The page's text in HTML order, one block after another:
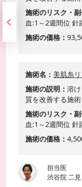
施術のリスク・
血:1～2週間位 針
施術の価格
施術名
美肌糸リ
施術の説明
溶
質を改善する施術
施術のリスク・
血:1～2週間位 針
施術の価格
担当医
渋谷院 二